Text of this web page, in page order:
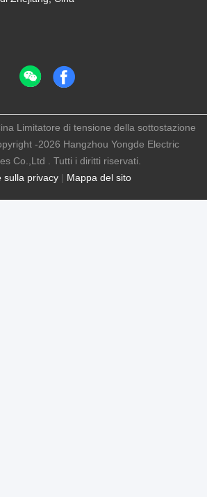
sulla privacy | Mappa del sito
Limitatore di tensione della sottostazione
-2026 Hangzhou Yongde Electric
Co.,Ltd . Tutti i diritti riservati.